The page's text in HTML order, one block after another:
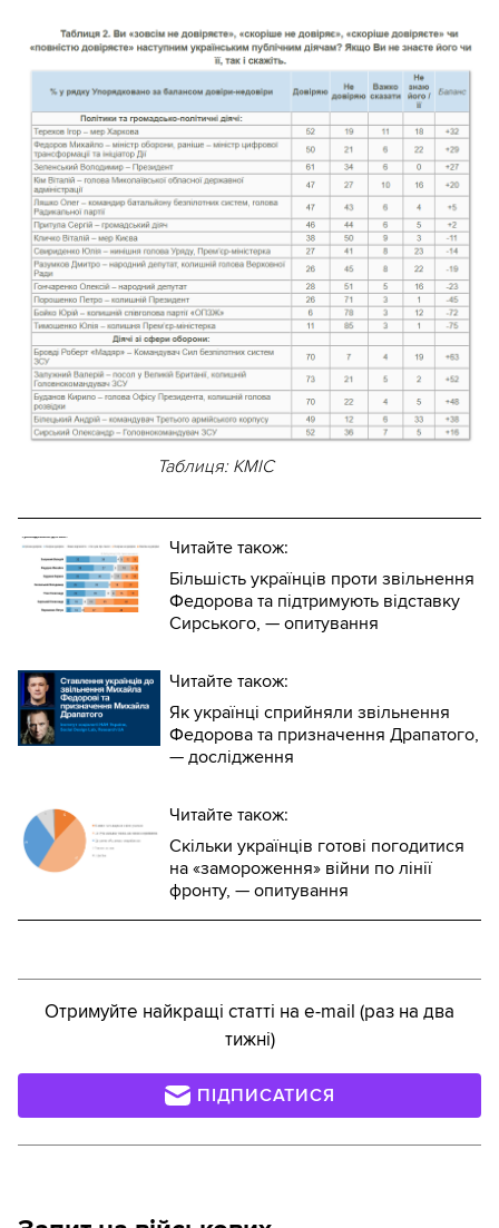
Таблиця: КМІС
Читайте також:
Більшість українців проти звільнення
Федорова та підтримують відставку
Сирського, — опитування
Читайте також:
Як українці сприйняли звільнення
Федорова та призначення Драпатого,
— дослідження
Читайте також:
Скільки українців готові погодитися
на «замороження» війни по лінії
фронту, — опитування
Отримуйте найкращі статті на e-mail (раз на два
тижні)
ПІДПИСАТИСЯ